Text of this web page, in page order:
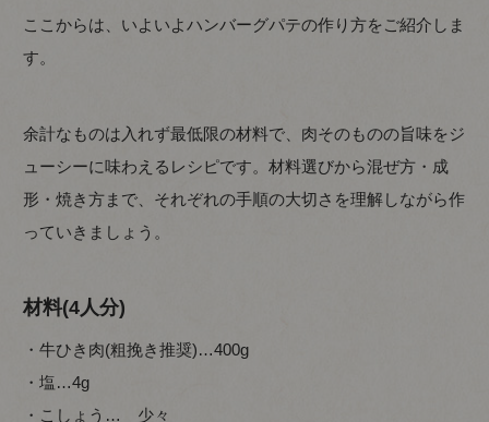
ここからは、いよいよハンバーグパテの作り方をご紹介しま
す。
余計なものは入れず最低限の材料で、肉そのものの旨味をジ
ューシーに味わえるレシピです。材料選びから混ぜ方・成
形・焼き方まで、それぞれの手順の大切さを理解しながら作
っていきましょう。
材料(4人分)
・牛ひき肉(粗挽き推奨)…400g
・塩…4g
・こしょう… 少々